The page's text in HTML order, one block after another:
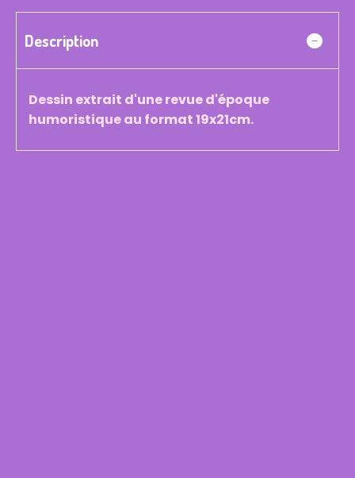
Description
Dessin extrait d'une revue d'époque
humoristique au format 19x21cm.